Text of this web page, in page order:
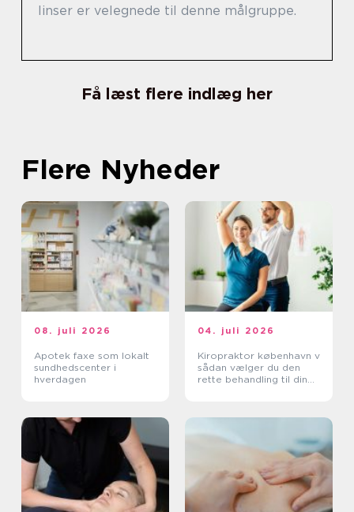
linser er velegnede til denne målgruppe.
Få læst flere indlæg her
Flere Nyheder
08. juli 2026
Apotek faxe som lokalt
sundhedscenter i
hverdagen
04. juli 2026
Kiropraktor københavn v
sådan vælger du den
rette behandling til dine